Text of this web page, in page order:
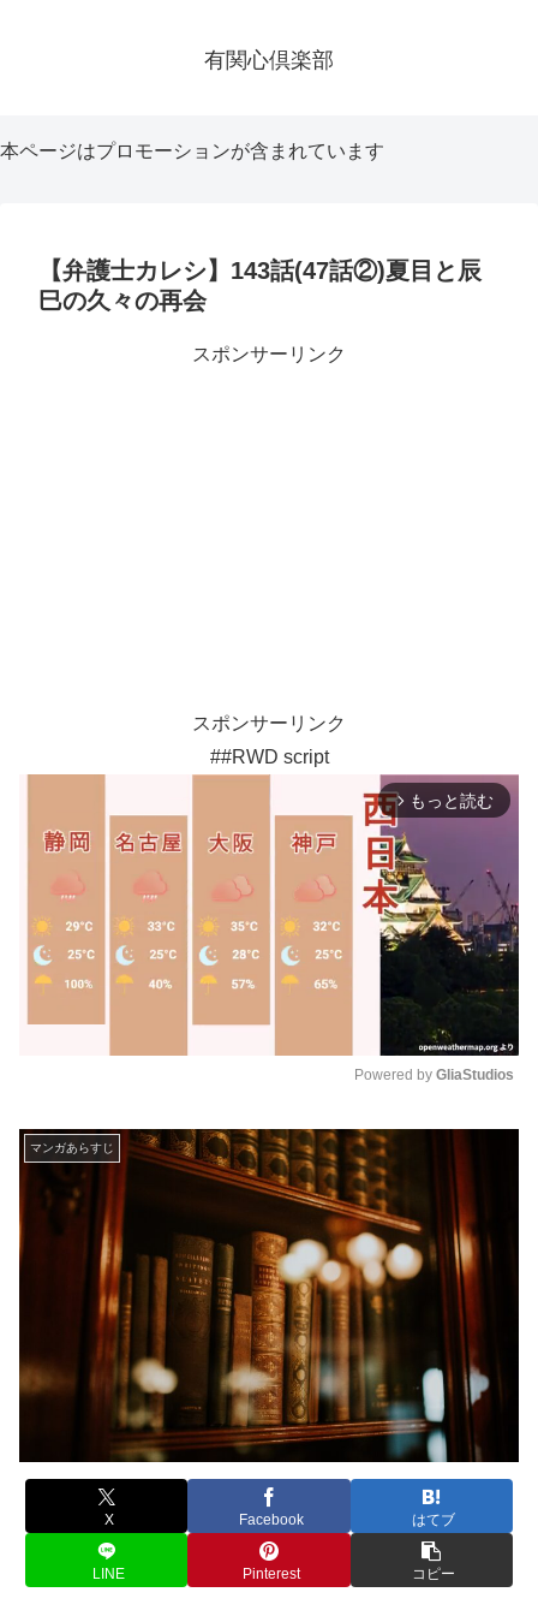
有関心倶楽部
本ページはプロモーションが含まれています
【弁護士カレシ】143話(47話②)夏目と辰
巳の久々の再会
スポンサーリンク
スポンサーリンク
##RWD script
arrow_forward_ios もっと読む
Powered by GliaStudios
マンガあらすじ
X Facebook はてブ
LINE Pinterest コピー